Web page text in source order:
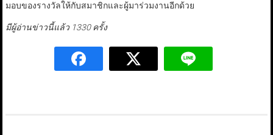
มอบของรางวัลให้กับสมาชิกและผู้มาร่วมงานอีกด้วย
มีผู้อ่านข่าวนี้แล้ว 1330 ครั้ง